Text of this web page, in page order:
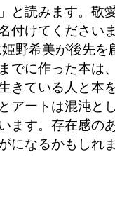
と読みます。敬
付けてください
野希美が後先を
でに作った本は
きている人と本
アートは混沌と
ます。存在感の
になるかもしれ